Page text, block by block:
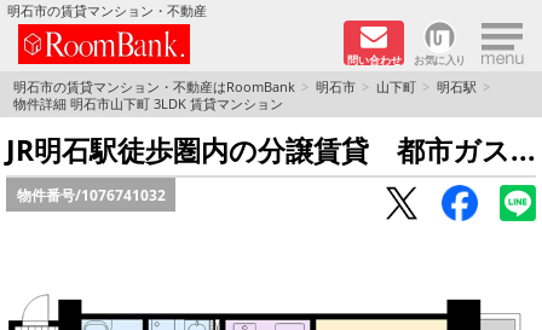
明石市の賃貸マンション・不動産
問い合わせ お気に入り ×
TOPページ
分譲マンションシリーズ
リノベーション物件
オートロック付き物件特集
明石市の賃貸マンション・不動産はRoomBank 明石市 山下町
明石駅
物件詳細 明石市山下町 3LDK 賃貸マンション
JR明石駅徒歩圏内の分譲賃貸 都市ガス...
物件番号/1076741032